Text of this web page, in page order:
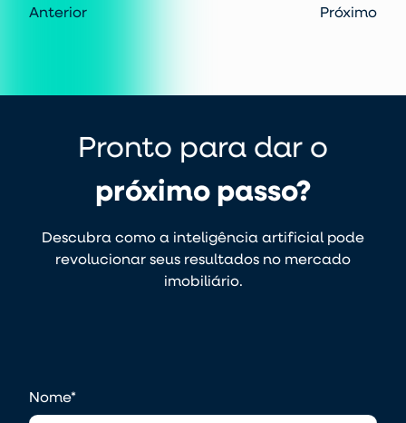
Anterior Próximo
Pronto para dar o
próximo passo?
Descubra como a inteligência artificial pode
revolucionar seus resultados no mercado
imobiliário.
Nome*